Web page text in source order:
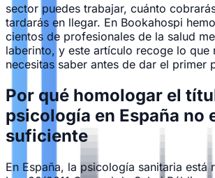
sector puedes trabajar, cuánto
tardarás en llegar. En Bookahospi
cientos de profesionales de la salud
laberinto, y este artículo recoge lo que
necesitas saber antes de dar el primer
Por qué homologar el
psicología en España no
suficiente
En España, la psicología sanitaria está